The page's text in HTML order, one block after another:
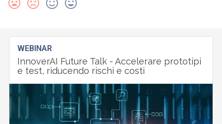
WEBINAR
InnoverAI Future Talk - Accelerare prototipi
e test, riducendo rischi e costi